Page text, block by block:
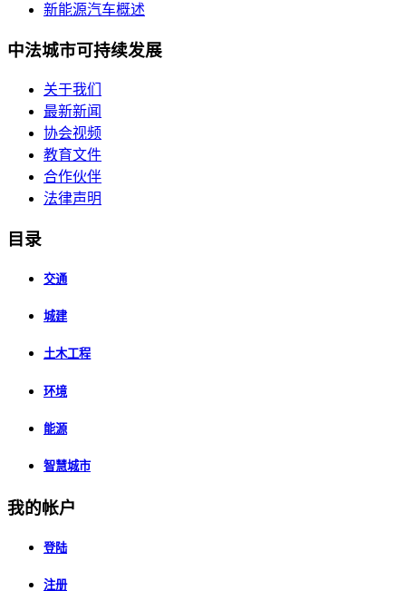
新能源汽车概述
中法城市可持续发展
关于我们
最新新闻
协会视频
教育文件
合作伙伴
法律声明
目录
交通
城建
土木工程
环境
能源
智慧城市
我的帐户
登陆
注册